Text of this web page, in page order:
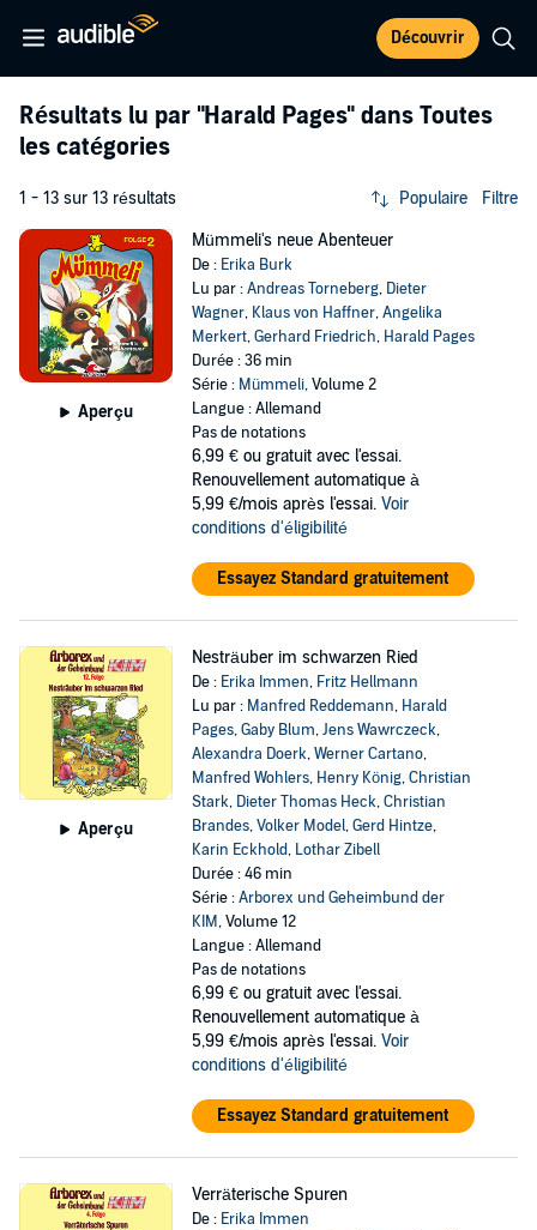
Découvrir
Résultats lu par "Harald Pages" dans Toutes
les catégories
1 - 13 sur 13 résultats Populaire Filtre
Aperçu
Mümmeli's neue Abenteuer
De : Erika Burk
Lu par :Andreas Torneberg, Dieter
Wagner, Klaus von Haffner,Angelika
Merkert,Gerhard Friedrich, Harald Pages
Durée : 36 min
Série : Mümmeli, Volume 2
Langue : Allemand
Pas de notations
6,99 € ou gratuit avec l'essai.
Renouvellement automatique à
5,99 €/mois après l'essai. Voir
conditions d'éligibilité
Essayez Standard gratuitement
Aperçu
Nesträuber im schwarzen Ried
De : Erika Immen, Fritz Hellmann
Lu par : Manfred Reddemann, Harald
Pages,Gaby Blum,Jens Wawrczeck,
Alexandra Doerk,Werner Cartano,
Manfred Wohlers, Henry König,Christian
Stark, Dieter Thomas Heck,Christian
Brandes,Volker Model,Gerd Hintze,
Karin Eckhold, Lothar Zibell
Durée : 46 min
Série :Arborex und Geheimbund der
KIM, Volume 12
Langue : Allemand
Pas de notations
6,99 € ou gratuit avec l'essai.
Renouvellement automatique à
5,99 €/mois après l'essai. Voir
conditions d'éligibilité
Essayez Standard gratuitement
Verräterische Spuren
De : Erika Immen